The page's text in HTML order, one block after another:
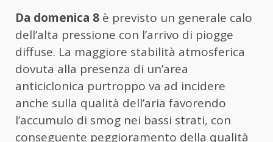
Da domenica 8 è previsto un generale calo
dell’alta pressione con l’arrivo di piogge
diffuse. La maggiore stabilità atmosferica
dovuta alla presenza di un’area
anticiclonica purtroppo va ad incidere
anche sulla qualità dell’aria favorendo
l’accumulo di smog nei bassi strati, con
conseguente peggioramento della qualità